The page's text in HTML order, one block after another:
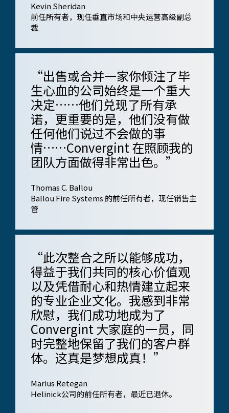
Kevin Sheridan
前任所有者，现任​​垂直市场和中央运营高级副总
裁
“出售或合并一家你倾注了毕
生心血的公司始终是一个重大
决定……他们兑现了所有承
诺，更重要的是，他们没有做
任何他们说过不会做的事
情……Convergint 在照顾我的
团队方面做得非常出色。”
Thomas C. Ballou
Ballou Fire Systems 的前任所有者，现任​​销售主
管
“此次整合之所以能够成功，
得益于我们共同的核心价值观
以及凭借耐心和热情建立起来
的专业企业文化。我感到非常
欣慰，我们成功地成为了
Convergint 大家庭的一员，同
时完整地保留了我们的客户群
体。这真是梦想成真！”
Marius Retegan
Helinick公司的前任所有者，最近已退休。